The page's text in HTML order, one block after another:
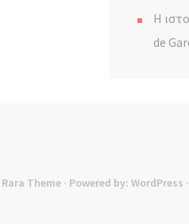
Η
de
Rara Theme · Powered by: WordPress ·